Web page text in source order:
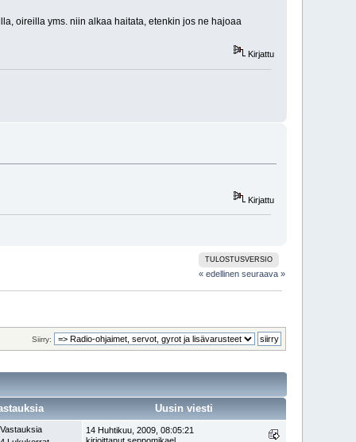
oireilla yms. niin alkaa haitata, etenkin jos ne hajoaa
Kirjattu
Kirjattu
TULOSTUSVERSIO
« edellinen seuraava »
Siirry:
Uusin viesti
14 Huhtikuu, 2009, 08:05:21